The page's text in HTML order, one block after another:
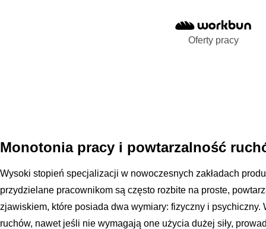
Oferty pracy
Monotonia pracy i powtarzalność
Wysoki stopień specjalizacji w nowoczesnych zakładach
przydzielane pracownikom są często rozbite na proste,
zjawiskiem, które posiada dwa wymiary: fizyczny i
ruchów, nawet jeśli nie wymagają one użycia dużej siły,